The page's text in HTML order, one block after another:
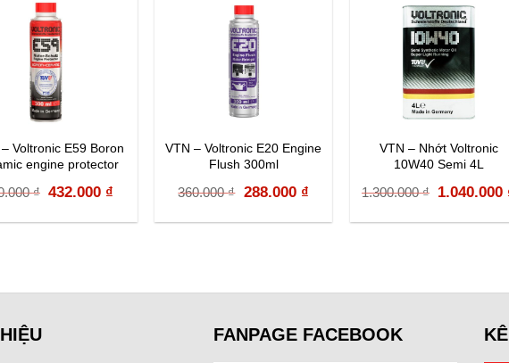
Voltronic E59 Boron
engine protector
₫ Original
432.000 ₫
VTN – Voltronic E20 Engine
Flush 300ml
360.000₫ Original
288.000 ₫Current
VTN – Nhớt Voltronic
10W40 Semi 4L
1.300.000₫ Original
1.040.000
FANPAGE FACEBOOK